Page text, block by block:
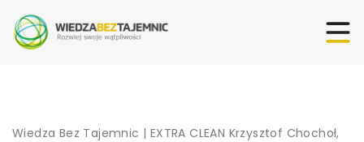
Wiedza Bez Tajemnic | EXTRA CLEAN Krzysztof Chochoł,